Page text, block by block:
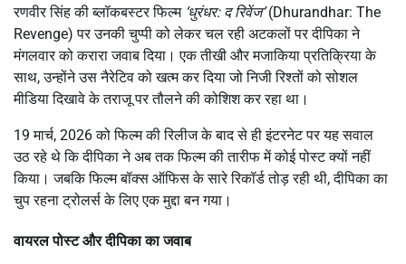
रणवीर सिंह की ब्लॉकबस्टर फिल्म ‘धुरंधर: द रिवेंज’(Dhurandhar: The
Revenge) पर उनकी चुप्पी को लेकर चल रही अटकलों पर दीपिका ने
मंगलवार को करारा जवाब दिया। एक तीखी और मजाकिया प्रतिक्रिया के
साथ, उन्होंने उस नैरेटिव को खत्म कर दिया जो निजी रिश्तों को सोशल
मीडिया दिखावे के तराजू पर तौलने की कोशिश कर रहा था।
19 मार्च, 2026 को फिल्म की रिलीज के बाद से ही इंटरनेट पर यह सवाल
उठ रहे थे कि दीपिका ने अब तक फिल्म की तारीफ में कोई पोस्ट क्यों नहीं
किया। जबकि फिल्म बॉक्स ऑफिस के सारे रिकॉर्ड तोड़ रही थी, दीपिका का
चुप रहना ट्रोलर्स के लिए एक मुद्दा बन गया।
वायरल पोस्ट और दीपिका का जवाब